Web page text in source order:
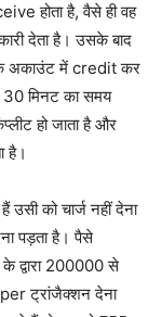
होता है, वैसे ही वह
देता है। उसके बाद
अकाउंट में credit कर
30 मिनट का समय
हो जाता है और
है।
को चार्ज नहीं देना
पड़ता है। पैसे
द्वारा 200000 से
ट्रांजैक्शन देना